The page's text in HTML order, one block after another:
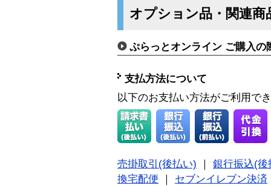
オプション品・関連商
ぷらっとオンライン ご購入の
支払方法について
以下のお支払い方法がご利用で
売掛取引(後払い)
銀行振込(後
換宅配便
セブンイレブン決済